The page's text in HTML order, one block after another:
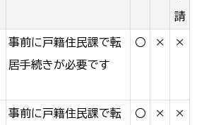
請
事前に戸籍住民課で転
居手続きが必要です
○ × ×
事前に戸籍住民課で転
○ × ×